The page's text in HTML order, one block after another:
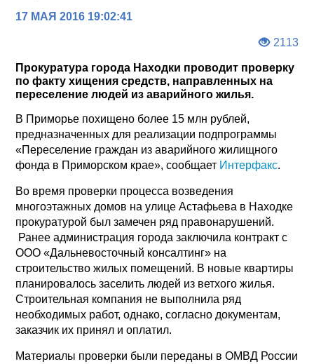
17 МАЯ 2016 19:02:41
2113
Прокуратура города Находки проводит проверку
по факту хищения средств, направленных на
переселение людей из аварийного жилья.
В Приморье похищено более 15 млн рублей,
предназначенных для реализации подпрограммы
«Переселение граждан из аварийного жилищного
фонда в Приморском крае», сообщает Интерфакс.
Во время проверки процесса возведения
многоэтажных домов на улице Астафьева в Находке
прокуратурой был замечен ряд правонарушений.
Ранее администрация города заключила контракт с
ООО «Дальневосточный консалтинг» на
строительство жилых помещений. В новые квартиры
планировалось заселить людей из ветхого жилья.
Строительная компания не выполнила ряд
необходимых работ, однако, согласно документам,
заказчик их принял и оплатил.
Материалы проверки были переданы в ОМВД России